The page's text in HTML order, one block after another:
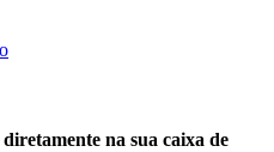
diretamente na sua caixa de